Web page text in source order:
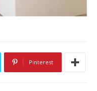
Pinterest